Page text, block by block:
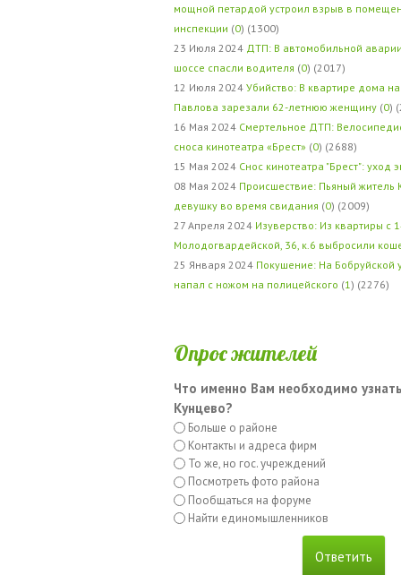
мощной петардой устроил взрыв в
инспекции (0) (1300)
23 Июля 2024 ДТП: В автомобильной
шоссе спасли водителя (0) (2017)
12 Июля 2024 Убийство: В квартире дома
Павлова зарезали 62-летнюю женщину (0)
16 Мая 2024 Смертельное ДТП:
сноса кинотеатра «Брест» (0) (2688)
15 Мая 2024 Снос кинотеатра "Брест": уход
08 Мая 2024 Происшествие: Пьяный житель
девушку во время свидания (0) (2009)
27 Апреля 2024 Изуверство: Из квартиры с
Молодогвардейской, 36, к.6 выбросили
25 Января 2024 Покушение: На Бобруйской
напал с ножом на полицейского (1 ) (2276)
Опрос жителей
Что именно Вам необходимо
Кунцево?
Больше о районе
Контакты и адреса фирм
То же, но гос. учреждений
Посмотреть фото района
Пообщаться на форуме
Найти единомышленников